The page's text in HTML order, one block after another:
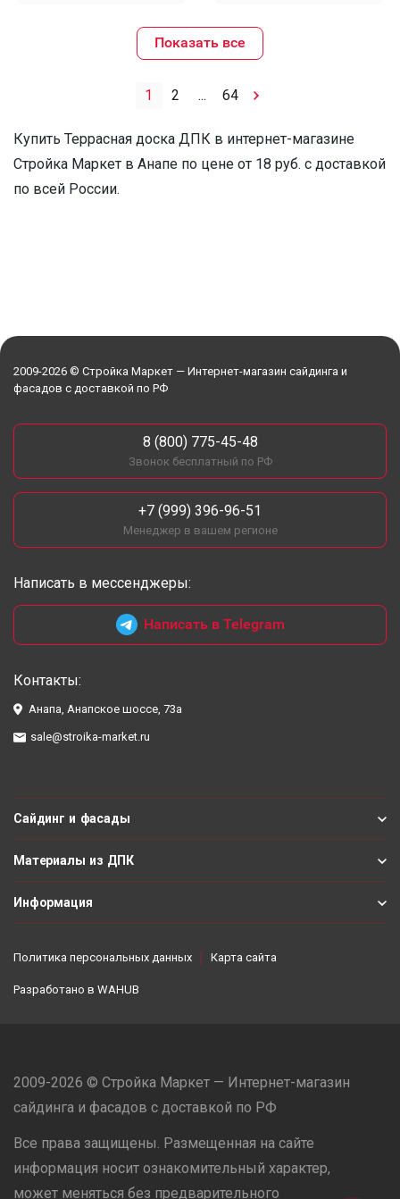
Показать все
1 2 ... 64
Купить Террасная доска ДПК в интернет-магазине
Стройка Маркет в Анапе по цене от 18 руб. с доставкой
по всей России.
2009-2026 © Стройка Маркет — Интернет-магазин сайдинга и
фасадов с доставкой по РФ
8 (800) 775-45-48
Звонок бесплатный по РФ
+7 (999) 396-96-51
Менеджер в вашем регионе
Написать в мессенджеры:
Написать в Telegram
Контакты:
Анапа, Анапское шоссе, 73а
sale@stroika-market.ru
Сайдинг и фасады
Материалы из ДПК
Информация
Политика персональных данных Карта сайта
Разработано в WAHUB
2009-2026 © Стройка Маркет — Интернет-магазин
сайдинга и фасадов с доставкой по РФ
Все права защищены. Размещенная на сайте
информация носит ознакомительный характер,
может меняться без предварительного